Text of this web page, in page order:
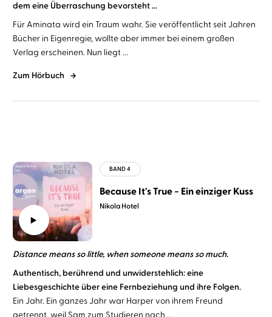
dem eine Überraschung bevorsteht …
Für Aminata wird ein Traum wahr. Sie veröffentlicht seit Jahren
Bücher in Eigenregie, wollte aber immer bei einem großen
Verlag erscheinen. Nun liegt ...
Zum Hörbuch
Nikola Hotel
Because It's True − Ein einziger Kuss
Distance means so little, when someone means so much.
Authentisch, berührend und unwiderstehlich: eine
Liebesgeschichte über eine Fernbeziehung und ihre Folgen.
Ein Jahr. Ein ganzes Jahr war Harper von ihrem Freund
getrennt, weil Sam zum Studieren nach ...